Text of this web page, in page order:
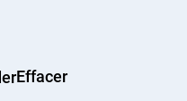
Effacer